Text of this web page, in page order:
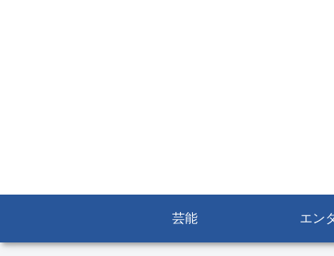
芸能 エン